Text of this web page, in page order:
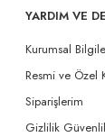
YARDIM VE
Kurumsal
Resmi ve Özel
Siparişlerim
Gizlilik